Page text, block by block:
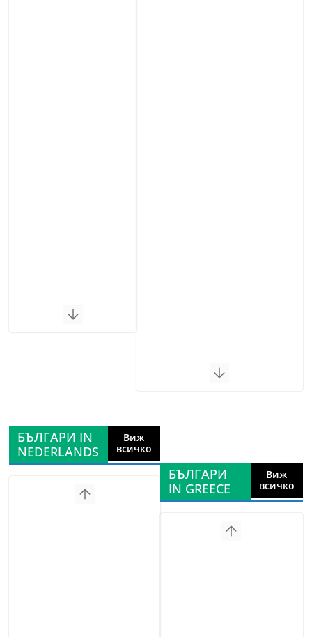
БЪЛГАРИ IN
NEDERLANDS
Виж
всичко
БЪЛГАРИ
IN GREECE
Виж
всичко